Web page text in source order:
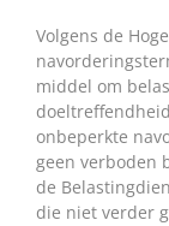
Volgens de
middel om
onbeperkte
geen verboden
de
die niet verder